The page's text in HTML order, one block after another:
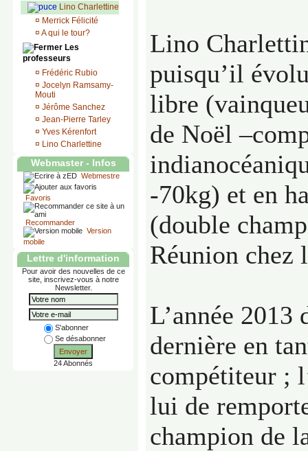
Lino Charlettine
¤ Merrick Félicité
¤ A qui le tour?
Les
professeurs
¤ Frédéric Rubio
¤ Jocelyn Ramsamy-
Mouti
¤ Jérôme Sanchez
¤ Jean-Pierre Tarley
¤ Yves Kérenfort
¤ Lino Charlettine
Webmaster - Infos
Webmestre
Favoris
Recommander
Version
mobile
Lettre d'information
Pour avoir des nouvelles de ce
site, inscrivez-vous à notre
Newsletter.
S'abonner
Se désabonner
Envoyer
24 Abonnés
Lino
puisqu’il
libre
de Noël
-70kg) et en
(double
Réunion chez
L’année 2013
dernière en
compétiteur ;
lui de
champion de